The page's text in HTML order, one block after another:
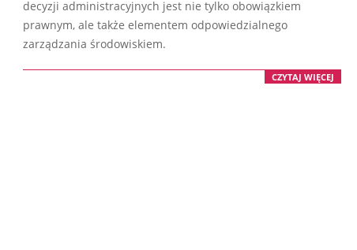
decyzji administracyjnych jest nie tylko obowiązkiem
prawnym, ale także elementem odpowiedzialnego
zarządzania środowiskiem.
CZYTAJ WIĘCEJ